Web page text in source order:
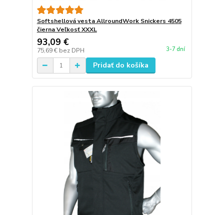
Softshellová vesta AllroundWork Snickers 4505
čierna Veľkosť XXXL
93,09 €
75,69 € bez DPH 3-7 dní
Pridať do košíka